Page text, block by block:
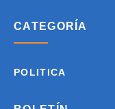
CATEGORÍA
POLITICA